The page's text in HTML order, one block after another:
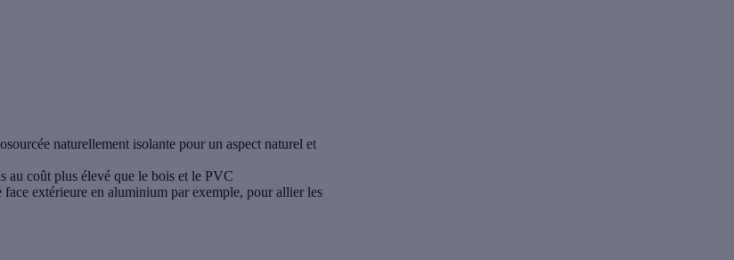
naturellement isolante pour un aspect naturel et
au coût plus élevé que le bois et le PVC
extérieure en aluminium par exemple, pour allier les